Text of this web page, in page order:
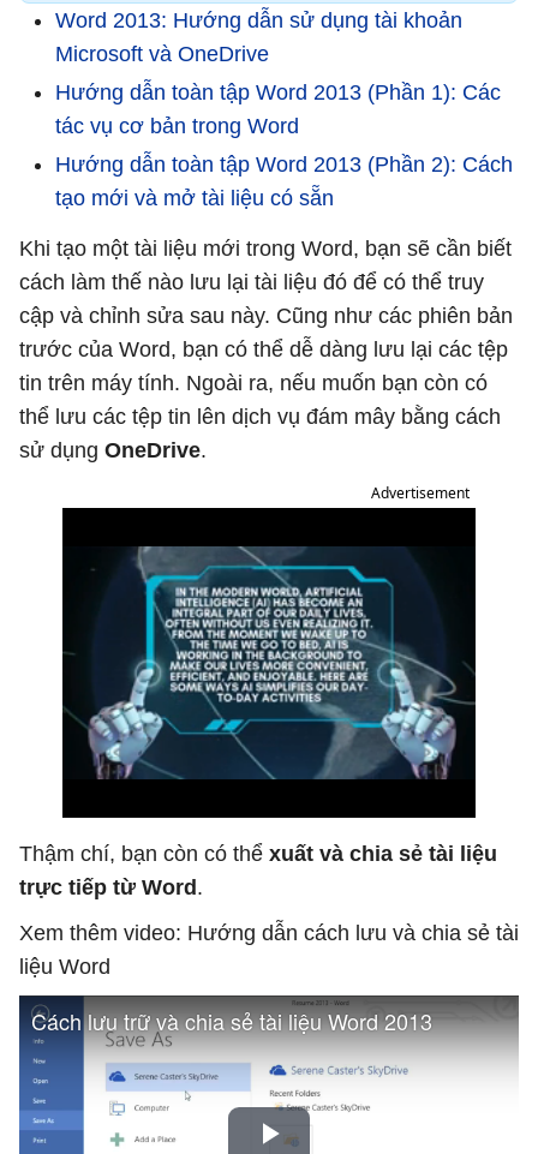
Word 2013: Hướng dẫn sử dụng tài khoản
Microsoft và OneDrive
Hướng dẫn toàn tập Word 2013 (Phần 1): Các
tác vụ cơ bản trong Word
Hướng dẫn toàn tập Word 2013 (Phần 2): Cách
tạo mới và mở tài liệu có sẵn
Khi tạo một tài liệu mới trong Word, bạn sẽ cần biết
cách làm thế nào lưu lại tài liệu đó để có thể truy
cập và chỉnh sửa sau này. Cũng như các phiên bản
trước của Word, bạn có thể dễ dàng lưu lại các tệp
tin trên máy tính. Ngoài ra, nếu muốn bạn còn có
thể lưu các tệp tin lên dịch vụ đám mây bằng cách
sử dụng OneDrive.
Advertisement
Thậm chí, bạn còn có thể xuất và chia sẻ tài liệu
trực tiếp từ Word .
Xem thêm video: Hướng dẫn cách lưu và chia sẻ tài
liệu Word